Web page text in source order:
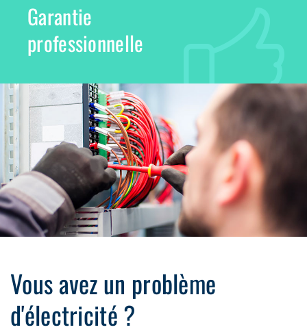
Garantie
professionnelle
Vous avez un problème
d'électricité ?